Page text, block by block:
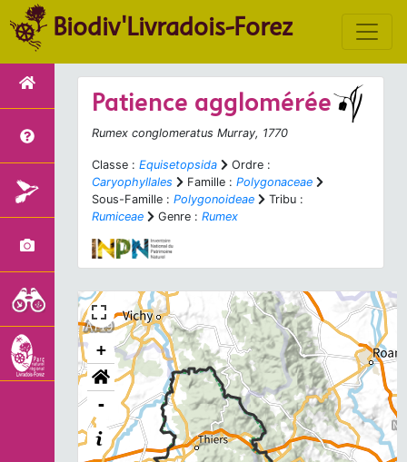
Biodiv'Livradois-Forez
Patience agglomérée
Rumex conglomeratus Murray, 1770
Classe : Equisetopsida
Ordre :
Caryophyllales
Famille : Polygonaceae
Sous-Famille : Polygonoideae
Tribu :
Rumiceae
Genre : Rumex
+
-